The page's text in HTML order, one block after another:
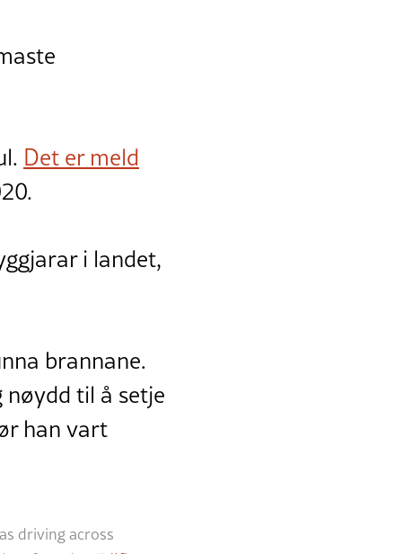
Det er meld
i landet,
brannane.
nøydd til å setje
han vart
driving across